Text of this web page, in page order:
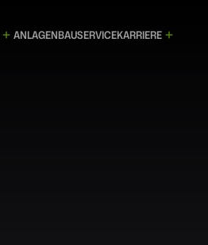
ANLAGENBAUSERVICEKARRIERE